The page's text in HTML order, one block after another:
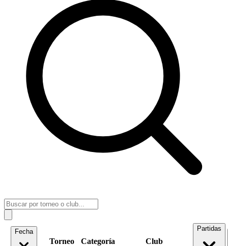
Fecha
Torneo Categoría Club
Partidas